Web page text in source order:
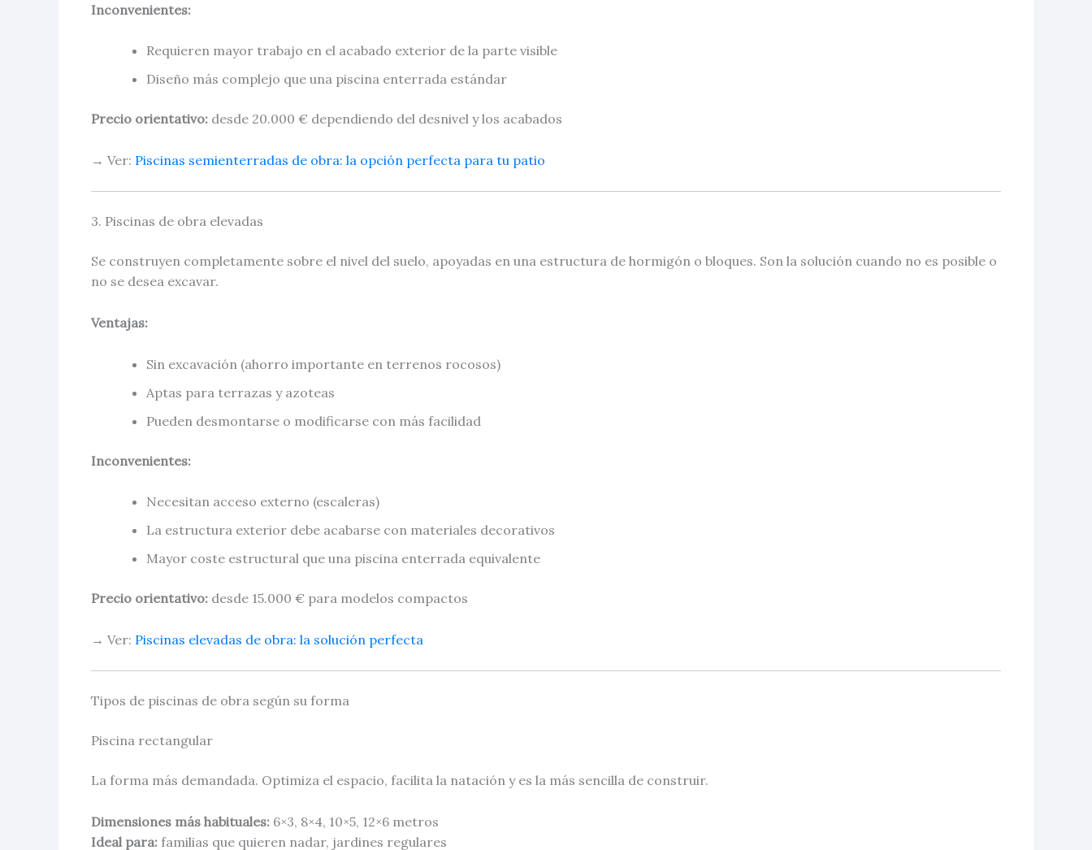
Inconvenientes:
Requieren mayor trabajo en el acabado exterior de la parte visible
Diseño más complejo que una piscina enterrada estándar
Precio orientativo: desde 20.000 € dependiendo del desnivel y los acabados
→ Ver: Piscinas semienterradas de obra: la opción perfecta para tu patio
3. Piscinas de obra elevadas
Se construyen completamente sobre el nivel del suelo, apoyadas en una estructura de hormigón o bloques. Son la solución cuando no es posible o
no se desea excavar.
Ventajas:
Sin excavación (ahorro importante en terrenos rocosos)
Aptas para terrazas y azoteas
Pueden desmontarse o modificarse con más facilidad
Inconvenientes:
Necesitan acceso externo (escaleras)
La estructura exterior debe acabarse con materiales decorativos
Mayor coste estructural que una piscina enterrada equivalente
Precio orientativo: desde 15.000 € para modelos compactos
→ Ver: Piscinas elevadas de obra: la solución perfecta
Tipos de piscinas de obra según su forma
Piscina rectangular
La forma más demandada. Optimiza el espacio, facilita la natación y es la más sencilla de construir.
Dimensiones más habituales: 6×3, 8×4, 10×5, 12×6 metros
Ideal para: familias que quieren nadar, jardines regulares